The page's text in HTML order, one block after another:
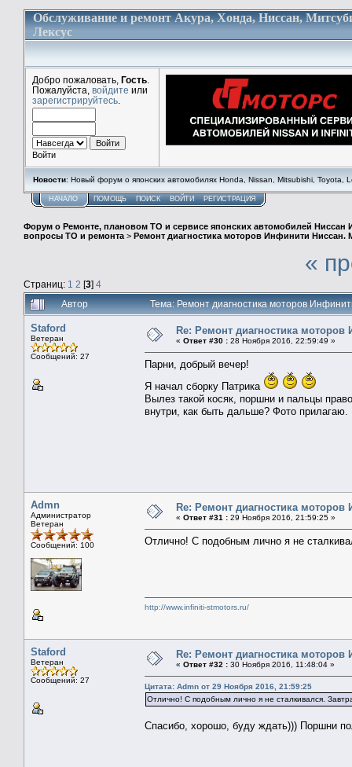
Обслуживание и ремонт Акура, Хонда, Ниссан,
Лексус
Добро пожаловать, Гость
Пожалуйста, войдите или
зарегистрируйтесь
Войти
Новости: Новый форум о японских автомобилях Honda, Nissan, Mitsubishi, Toyota,
НАЧАЛО ПОМОЩЬ ПОИСК ВОЙТИ РЕГИСТРАЦИЯ
Форум о Ремонте, плановом ТО и сервисе японских автомобилей
вопросы ТО и ремонта > Ремонт диагностика моторов Инфинити Ниссан.
Страниц: 1 2 [3] 4
«
Автор Тема: Ремонт диагностика моторов
Staford
Ветеран
Сообщений: 27
Re: Ремонт диагностика
« Ответ #30 : 28 Ноября 2016, 22:59:49 »
Парни, добрый вечер!
Я начал сборку Патрика
Вылез такой косяк, поршни и пальцы
внутри, как быть дальше? Фото прилагаю.
Admn
Администратор
Ветеран
Сообщений: 100
Re: Ремонт диагностика
« Ответ #31 : 29 Ноября 2016, 21:59:25 »
Отлично! С подобным лично я не
http://www.infiniti-stmotors.ru/
Staford
Ветеран
Сообщений: 27
Re: Ремонт диагностика
« Ответ #32 : 30 Ноября 2016, 11:48:04 »
Цитата: Admn от 29 Ноября 2016, 21:59:25
Отлично! С подобным лично я не сталкивался.
Спасибо, хорошо, буду ждать))) Поршни